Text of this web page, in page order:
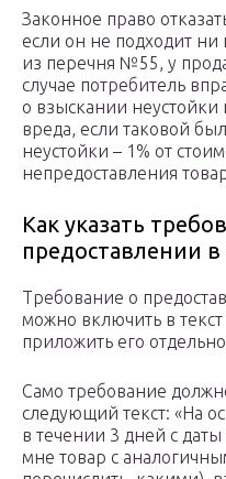
Законное право
если он не подходит ни
из перечня №55, у
случае потребитель
о взыскании
вреда, если таковой
неустойки – 1% от
непредоставления
Как указать
предоставлении в
Требование о
можно включить в
приложить его
Само требование
следующий текст: «На
в течении 3 дней с
мне товар с